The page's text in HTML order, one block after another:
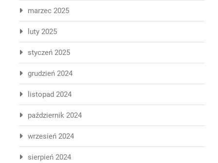
marzec 2025
luty 2025
styczeń 2025
grudzień 2024
listopad 2024
październik 2024
wrzesień 2024
sierpień 2024